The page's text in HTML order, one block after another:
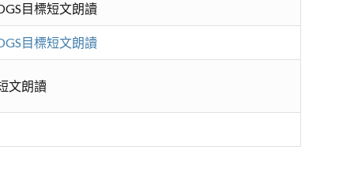
目標短文朗讀
目標短文朗讀
文朗讀